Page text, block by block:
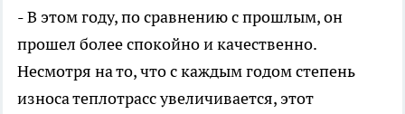
- В этом году, по сравнению с прошлым, он
прошел более спокойно и качественно.
Несмотря на то, что с каждым годом степень
износа теплотрасс увеличивается, этот